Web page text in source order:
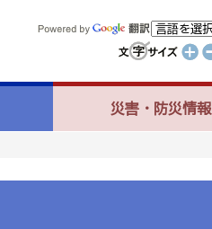
災害・防災情報